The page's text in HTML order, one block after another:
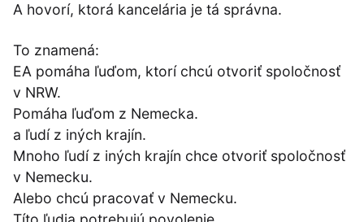
A hovorí, ktorá kancelária je tá správna.
To znamená:
EA pomáha ľuďom, ktorí chcú otvoriť spoločnosť
v NRW.
Pomáha ľuďom z Nemecka.
a ľudí z iných krajín.
Mnoho ľudí z iných krajín chce otvoriť spoločnosť
v Nemecku.
Alebo chcú pracovať v Nemecku.